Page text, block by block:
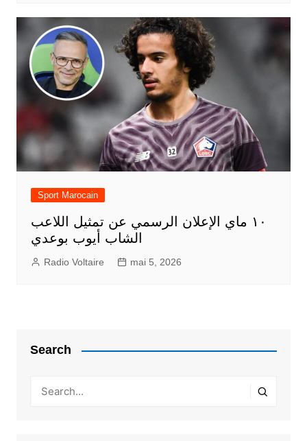
Sport Marocain
١٠ ماي الإعلان الرسمي عن تمثيل اللاعب
الشاب أيوب بوعدي
Radio Voltaire mai 5, 2026
Search